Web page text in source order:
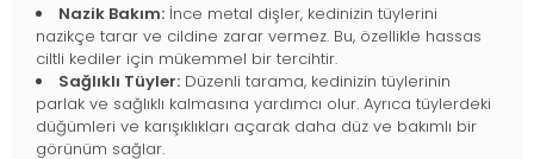
Nazik Bakım: İnce metal dişler, kedinizin tüylerini
nazikçe tarar ve cildine zarar vermez. Bu, özellikle hassas
ciltli kediler için mükemmel bir tercihtir.
Sağlıklı Tüyler: Düzenli tarama, kedinizin tüylerinin
parlak ve sağlıklı kalmasına yardımcı olur. Ayrıca tüylerdeki
düğümleri ve karışıklıkları açarak daha düz ve bakımlı bir
görünüm sağlar.